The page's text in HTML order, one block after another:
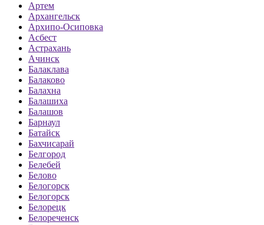
Артем
Архангельск
Архипо-Осиповка
Асбест
Астрахань
Ачинск
Балаклава
Балаково
Балахна
Балашиха
Балашов
Барнаул
Батайск
Бахчисарай
Белгород
Белебей
Белово
Белогорск
Белогорск
Белорецк
Белореченск